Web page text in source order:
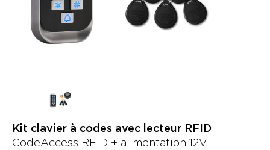
Kit clavier à codes avec lecteur RFID
CodeAccess RFID + alimentation 12V